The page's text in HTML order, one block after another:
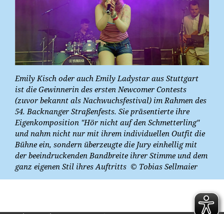
Emily Kisch oder auch Emily Ladystar aus Stuttgart
ist die Gewinnerin des ersten Newcomer Contests
(zuvor bekannt als Nachwuchsfestival) im Rahmen des
54. Backnanger Straßenfests. Sie präsentierte ihre
Eigenkomposition "Hör nicht auf den Schmetterling"
und nahm nicht nur mit ihrem individuellen Outfit die
Bühne ein, sondern überzeugte die Jury einhellig mit
der beeindruckenden Bandbreite ihrer Stimme und dem
ganz eigenen Stil ihres Auftritts © Tobias Sellmaier